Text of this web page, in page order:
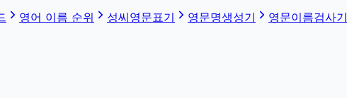
영어 이름 순위 성씨영문표기 영문명생성기
영문이름검사기